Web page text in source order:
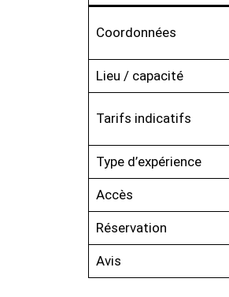
Coordonnées
Lieu / capacité
Tarifs indicatifs
Type d’expérience
Accès
Réservation
Avis